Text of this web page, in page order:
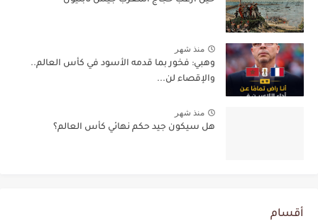
منذ شهر
وهبي: فخور بما قدمه الأسود في كأس العالم..
والإقصاء لن...
منذ شهر
هل سيكون جيد حكم نهائي كأس العالم؟
أقسام